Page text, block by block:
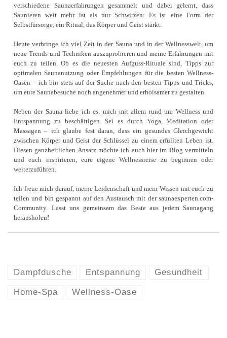
verschiedene Saunaerfahrungen gesammelt und dabei gelernt, dass
Saunieren weit mehr ist als nur Schwitzen: Es ist eine Form der
Selbstfürsorge, ein Ritual, das Körper und Geist stärkt.
Heute verbringe ich viel Zeit in der Sauna und in der Wellnesswelt, um
neue Trends und Techniken auszuprobieren und meine Erfahrungen mit
euch zu teilen. Ob es die neuesten Aufguss-Rituale sind, Tipps zur
optimalen Saunanutzung oder Empfehlungen für die besten Wellness-
Oasen – ich bin stets auf der Suche nach den besten Tipps und Tricks,
um eure Saunabesuche noch angenehmer und erholsamer zu gestalten.
Neben der Sauna liebe ich es, mich mit allem rund um Wellness und
Entspannung zu beschäftigen. Sei es durch Yoga, Meditation oder
Massagen – ich glaube fest daran, dass ein gesundes Gleichgewicht
zwischen Körper und Geist der Schlüssel zu einem erfüllten Leben ist.
Diesen ganzheitlichen Ansatz möchte ich auch hier im Blog vermitteln
und euch inspirieren, eure eigene Wellnessreise zu beginnen oder
weiterzuführen.
Ich freue mich darauf, meine Leidenschaft und mein Wissen mit euch zu
teilen und bin gespannt auf den Austausch mit der saunaexperten.com-
Community. Lasst uns gemeinsam das Beste aus jedem Saunagang
herausholen!
Dampfdusche Entspannung Gesundheit
Home-Spa Wellness-Oase